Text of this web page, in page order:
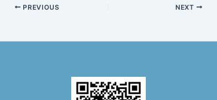
PREVIOUS NEXT